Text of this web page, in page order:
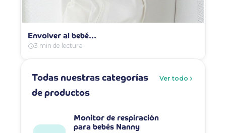
Envolver al bebé…
3 min de lectura
Todas nuestras categorías
de productos
Ver todo
Monitor de respiración
para bebés Nanny